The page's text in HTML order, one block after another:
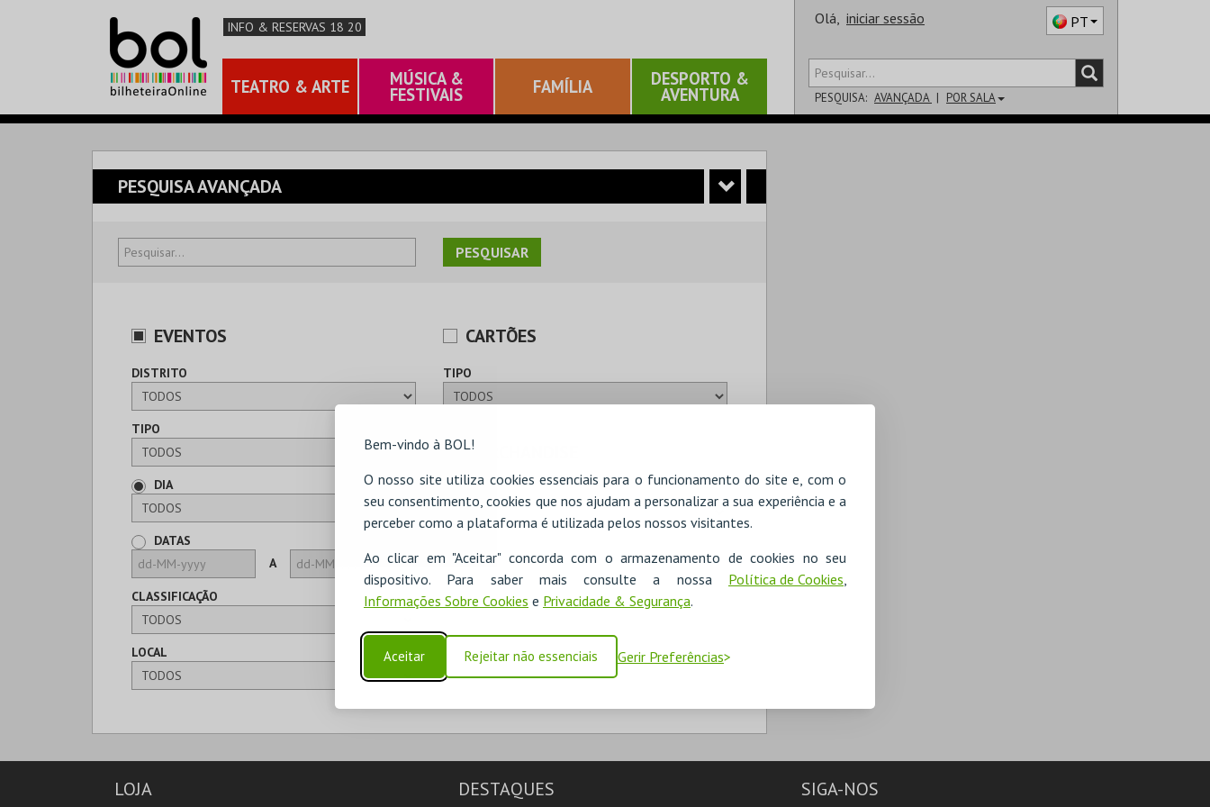
Bem-vindo à BOL!
O nosso site utiliza cookies essenciais para o funcionamento do site e, com o
seu consentimento, cookies que nos ajudam a personalizar a sua experiência e a
perceber como a plataforma é utilizada pelos nossos visitantes.
Ao clicar em "Aceitar" concorda com o armazenamento de cookies no seu
dispositivo. Para saber mais consulte a nossa Política de Cookies
Informações Sobre Cookies e Privacidade & Segurança.
Aceitar Rejeitar não essenciais Gerir Preferências
INFO & RESERVAS 18 20
TEATRO & ARTE MÚSICA &
FESTIVAIS FAMÍLIA DESPORTO &
AVENTURA
Olá, iniciar sessão PT
PESQUISA: AVANÇADA POR SALA
PESQUISA AVANÇADA
EVENTOS
DISTRITO
TIPO
DIA
DATAS
A
CLASSIFICAÇÃO
LOCAL
CARTÕES
TIPO
MERCHANDISE
TIPO
LOJA DESTAQUES SIGA-NOS